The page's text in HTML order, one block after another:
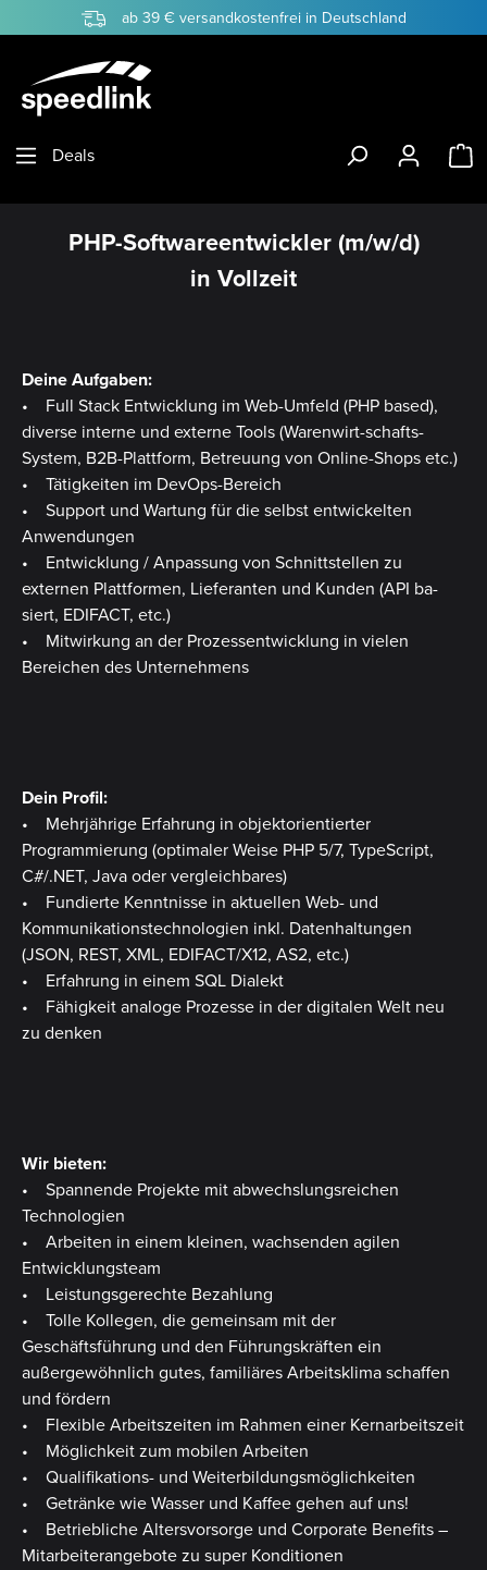
Zum Hauptinhalt springenab 39 € versandkostenfrei in Deutschland
Deals
PHP-Softwareentwickler (m/w/d)
in Vollzeit
Deine Aufgaben:
• Full Stack Entwicklung im Web-Umfeld (PHP based),
diverse interne und externe Tools (Warenwirt-schafts-
System, B2B-Plattform, Betreuung von Online-Shops etc.)
• Tätigkeiten im DevOps-Bereich
• Support und Wartung für die selbst entwickelten
Anwendungen
• Entwicklung / Anpassung von Schnittstellen zu
externen Plattformen, Lieferanten und Kunden (API ba-
siert, EDIFACT, etc.)
• Mitwirkung an der Prozessentwicklung in vielen
Bereichen des Unternehmens
Dein Profil:
• Mehrjährige Erfahrung in objektorientierter
Programmierung (optimaler Weise PHP 5/7, TypeScript,
C#/.NET, Java oder vergleichbares)
• Fundierte Kenntnisse in aktuellen Web- und
Kommunikationstechnologien inkl. Datenhaltungen
(JSON, REST, XML, EDIFACT/X12, AS2, etc.)
• Erfahrung in einem SQL Dialekt
• Fähigkeit analoge Prozesse in der digitalen Welt neu
zu denken
Wir bieten:
• Spannende Projekte mit abwechslungsreichen
Technologien
• Arbeiten in einem kleinen, wachsenden agilen
Entwicklungsteam
• Leistungsgerechte Bezahlung
• Tolle Kollegen, die gemeinsam mit der
Geschäftsführung und den Führungskräften ein
außergewöhnlich gutes, familiäres Arbeitsklima schaffen
und fördern
• Flexible Arbeitszeiten im Rahmen einer Kernarbeitszeit
• Möglichkeit zum mobilen Arbeiten
• Qualifikations- und Weiterbildungsmöglichkeiten
• Getränke wie Wasser und Kaffee gehen auf uns!
• Betriebliche Altersvorsorge und Corporate Benefits –
Mitarbeiterangebote zu super Konditionen